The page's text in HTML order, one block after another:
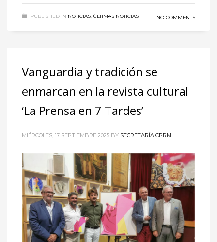
PUBLISHED IN NOTICIAS, ÚLTIMAS NOTICIAS NO COMMENTS
Vanguardia y tradición se
enmarcan en la revista cultural
‘La Prensa en 7 Tardes’
MIÉRCOLES, 17 SEPTIEMBRE 2025 BY SECRETARÍA CPRM